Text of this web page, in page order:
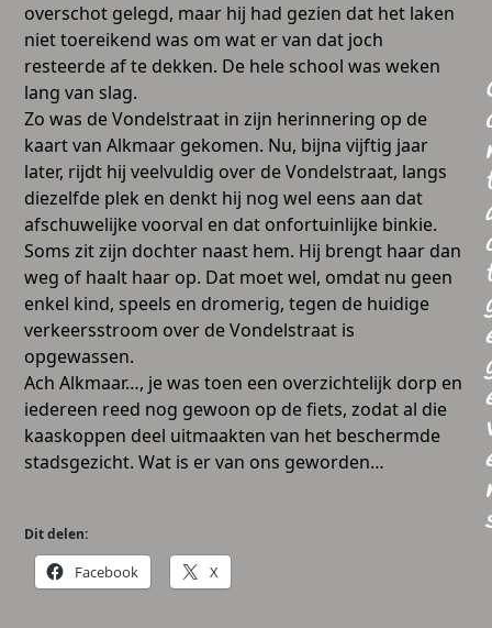
overschot gelegd, maar hij had gezien dat het laken
niet toereikend was om wat er van dat joch
resteerde af te dekken. De hele school was weken
lang van slag.
Zo was de Vondelstraat in zijn herinnering op de
kaart van Alkmaar gekomen. Nu, bijna vijftig jaar
later, rijdt hij veelvuldig over de Vondelstraat, langs
diezelfde plek en denkt hij nog wel eens aan dat
afschuwelijke voorval en dat onfortuinlijke binkie.
Soms zit zijn dochter naast hem. Hij brengt haar dan
weg of haalt haar op. Dat moet wel, omdat nu geen
enkel kind, speels en dromerig, tegen de huidige
verkeersstroom over de Vondelstraat is
opgewassen.
Ach Alkmaar…, je was toen een overzichtelijk dorp en
iedereen reed nog gewoon op de fiets, zodat al die
kaaskoppen deel uitmaakten van het beschermde
stadsgezicht. Wat is er van ons geworden…
Dit delen:
Facebook X
t
t